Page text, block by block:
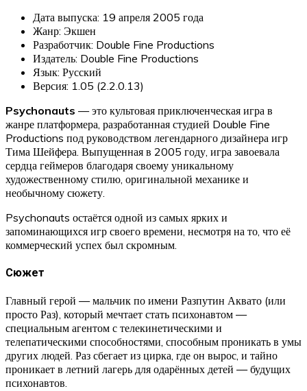
Дата выпуска: 19 апреля 2005 года
Жанр: Экшен
Разработчик: Double Fine Productions
Издатель: Double Fine Productions
Язык: Русский
Версия: 1.05 (2.2.0.13)
Psychonauts — это культовая приключенческая игра в
жанре платформера, разработанная студией Double Fine
Productions под руководством легендарного дизайнера игр
Тима Шейфера. Выпущенная в 2005 году, игра завоевала
сердца геймеров благодаря своему уникальному
художественному стилю, оригинальной механике и
необычному сюжету.
Psychonauts остаётся одной из самых ярких и
запоминающихся игр своего времени, несмотря на то, что её
коммерческий успех был скромным.
Сюжет
Главный герой — мальчик по имени Разпутин Аквато (или
просто Раз), который мечтает стать психонавтом —
специальным агентом с телекинетическими и
телепатическими способностями, способным проникать в умы
других людей. Раз сбегает из цирка, где он вырос, и тайно
проникает в летний лагерь для одарённых детей — будущих
психонавтов.